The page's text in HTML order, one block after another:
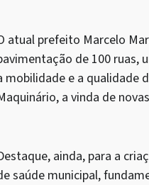
atual prefeito Marcelo
de 100 ruas,
mobilidade e a qualidade
a vinda de
ainda, para a
saúde municipal,